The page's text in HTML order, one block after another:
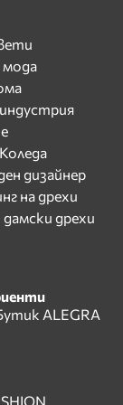
дизайнер
на дрехи
дамски дрехи
ALEGRA